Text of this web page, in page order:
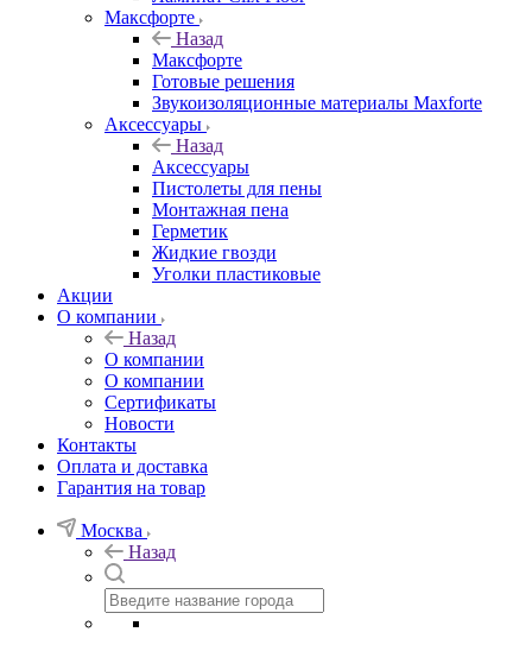
Максфорте
Назад
Максфорте
Готовые решения
Звукоизоляционные материалы Maxforte
Аксессуары
Назад
Аксессуары
Пистолеты для пены
Монтажная пена
Герметик
Жидкие гвозди
Уголки пластиковые
Акции
О компании
Назад
О компании
О компании
Сертификаты
Новости
Контакты
Оплата и доставка
Гарантия на товар
Москва
Назад